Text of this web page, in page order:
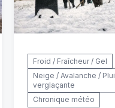
Froid / Fraîcheur / Gel
Neige / Avalanche /
verglaçante
Chronique météo